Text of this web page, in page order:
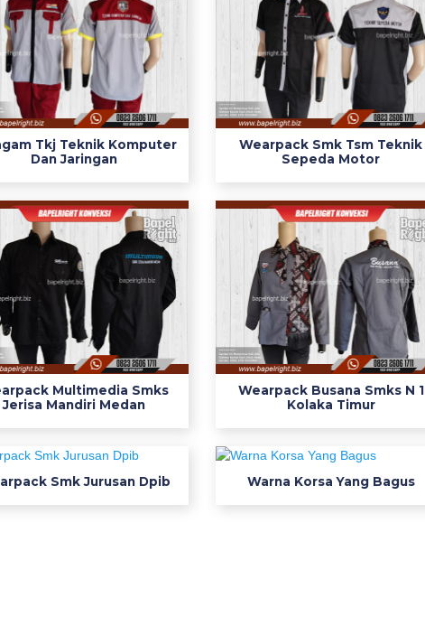
Tkj Teknik Komputer
Dan Jaringan
Wearpack Smk Tsm Teknik
Sepeda Motor
Multimedia Smks
Jerisa Mandiri Medan
Wearpack Busana Smks N 1
Kolaka Timur
Smk Jurusan Dpib Warna Korsa Yang Bagus